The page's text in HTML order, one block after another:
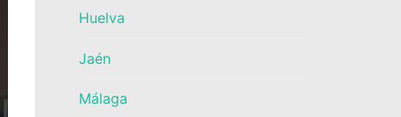
Huelva
Jaén
Málaga